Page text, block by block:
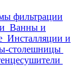
фильтрации
Ванны и
Инсталляции и
столешницы